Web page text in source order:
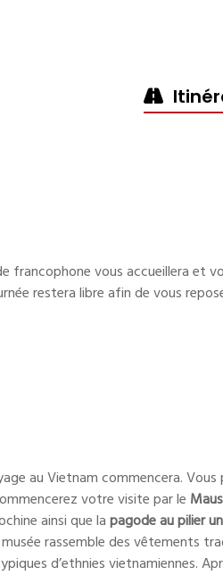
francophone vous accueillera et
restera libre afin de vous
au Vietnam commencera.
votre visite par le M
ainsi que lapagode au pilier
rassemble des vêtements
d’ethnies vietnamiennes.